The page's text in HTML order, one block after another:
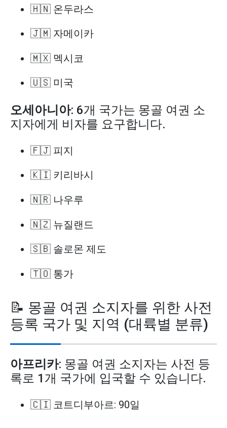
🇭🇳 온두라스
🇯🇲 자메이카
🇲🇽 멕시코
🇺🇸 미국
오세아니아: 6개 국가는 몽골 여권 소
지자에게 비자를 요구합니다.
🇫🇯 피지
🇰🇮 키리바시
🇳🇷 나우루
🇳🇿 뉴질랜드
🇸🇧 솔로몬 제도
🇹🇴 통가
📝 몽골 여권 소지자를 위한 사전
등록 국가 및 지역 (대륙별 분류)
아프리카: 몽골 여권 소지자는 사전 등
록로 1개 국가에 입국할 수 있습니다.
🇨🇮 코트디부아르: 90일